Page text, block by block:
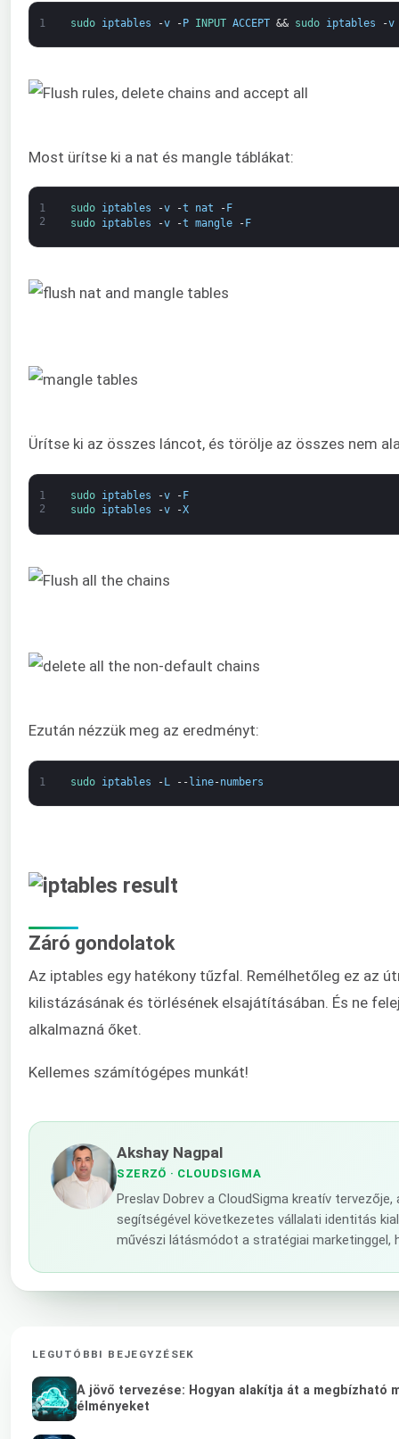
1 sudo iptables -v -P INPUT ACCEPT && sudo iptables -v
Most ürítse ki a nat és mangle táblákat:
1
2
sudo iptables -v -t nat - F
sudo iptables -v -t mangle - F
Ürítse ki az összes láncot, és törölje az összes nem
1
2
sudo iptables -v -F
sudo iptables -v -X
Ezután nézzük meg az eredményt:
1 sudo iptables -L --line-numbers
Záró gondolatok
Az iptables egy hatékony tűzfal. Remélhetőleg ez az
kilistázásának és törlésének elsajátításában. És ne
alkalmazná őket.
Kellemes számítógépes munkát!
Akshay Nagpal
SZERZŐ · CLOUDSIGMA
Preslav Dobrev a CloudSigma kreatív
segítségével következetes vállalati identitás
művészi látásmódot a stratégiai
LEGUTÓBBI BEJEGYZÉSEK
A jövő tervezése: Hogyan alakítja át a
élményeket